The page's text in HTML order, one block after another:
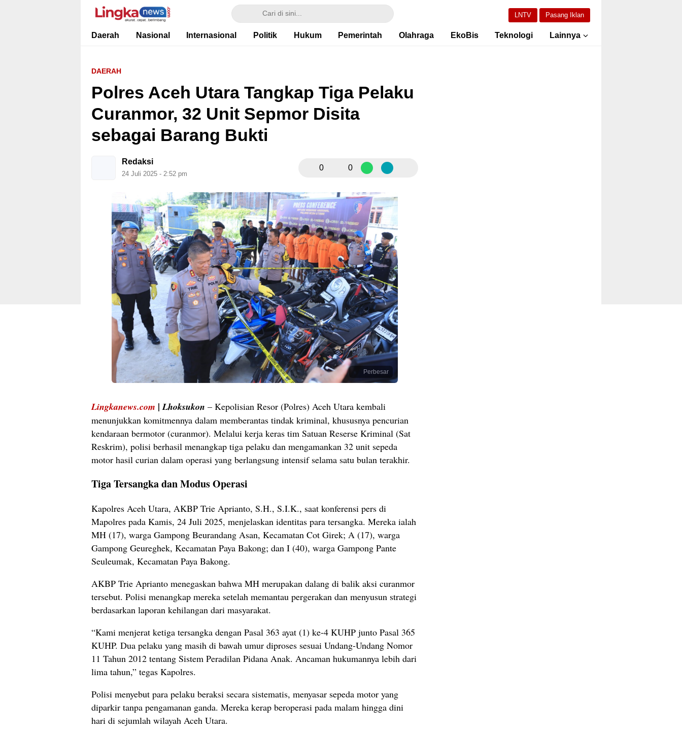
Lingkanews
Akurat. Cepat & Berimbang
LNTV Pasang Iklan
Daerah Nasional Internasional Politik Hukum Pemerintah Olahraga EkoBis Teknologi Lainnya
DAERAH
Polres Aceh Utara Tangkap Tiga Pelaku
Curanmor, 32 Unit Sepmor Disita
sebagai Barang Bukti
Redaksi
24 Juli 2025 - 2:52 pm
0 0
Perbesar
Lingkanews.com |Lhoksukon – Kepolisian Resor (Polres) Aceh Utara kembali
menunjukkan komitmennya dalam memberantas tindak kriminal, khususnya pencurian
kendaraan bermotor (curanmor). Melalui kerja keras tim Satuan Reserse Kriminal (Sat
Reskrim), polisi berhasil menangkap tiga pelaku dan mengamankan 32 unit sepeda
motor hasil curian dalam operasi yang berlangsung intensif selama satu bulan terakhir.
Tiga Tersangka dan Modus Operasi
Kapolres Aceh Utara, AKBP Trie Aprianto, S.H., S.I.K., saat konferensi pers di
Mapolres pada Kamis, 24 Juli 2025, menjelaskan identitas para tersangka. Mereka ialah
MH (17), warga Gampong Beurandang Asan, Kecamatan Cot Girek; A (17), warga
Gampong Geureghek, Kecamatan Paya Bakong; dan I (40), warga Gampong Pante
Seuleumak, Kecamatan Paya Bakong.
AKBP Trie Aprianto menegaskan bahwa MH merupakan dalang di balik aksi curanmor
tersebut. Polisi menangkap mereka setelah memantau pergerakan dan menyusun strategi
berdasarkan laporan kehilangan dari masyarakat.
“Kami menjerat ketiga tersangka dengan Pasal 363 ayat (1) ke-4 KUHP junto Pasal 365
KUHP. Dua pelaku yang masih di bawah umur diproses sesuai Undang-Undang Nomor
11 Tahun 2012 tentang Sistem Peradilan Pidana Anak. Ancaman hukumannya lebih dari
lima tahun,” tegas Kapolres.
Polisi menyebut para pelaku beraksi secara sistematis, menyasar sepeda motor yang
diparkir tanpa pengamanan ganda. Mereka kerap beroperasi pada malam hingga dini
hari di sejumlah wilayah Aceh Utara.